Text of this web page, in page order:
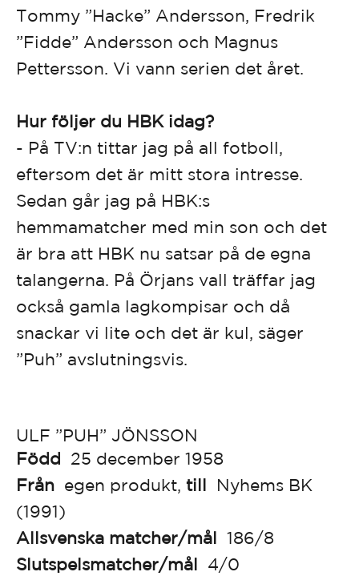
Tommy ”Hacke” Andersson, Fredrik
”Fidde” Andersson och Magnus
Pettersson. Vi vann serien det året.
Hur följer du HBK idag?
- På TV:n tittar jag på all fotboll,
eftersom det är mitt stora intresse.
Sedan går jag på HBK:s
hemmamatcher med min son och det
är bra att HBK nu satsar på de egna
talangerna. På Örjans vall träffar jag
också gamla lagkompisar och då
snackar vi lite och det är kul, säger
”Puh” avslutningsvis.
ULF ”PUH” JÖNSSON
Född 25 december 1958
Från egen produkt, till Nyhems BK
(1991)
Allsvenska matcher/mål 186/8
Slutspelsmatcher/mål 4/0